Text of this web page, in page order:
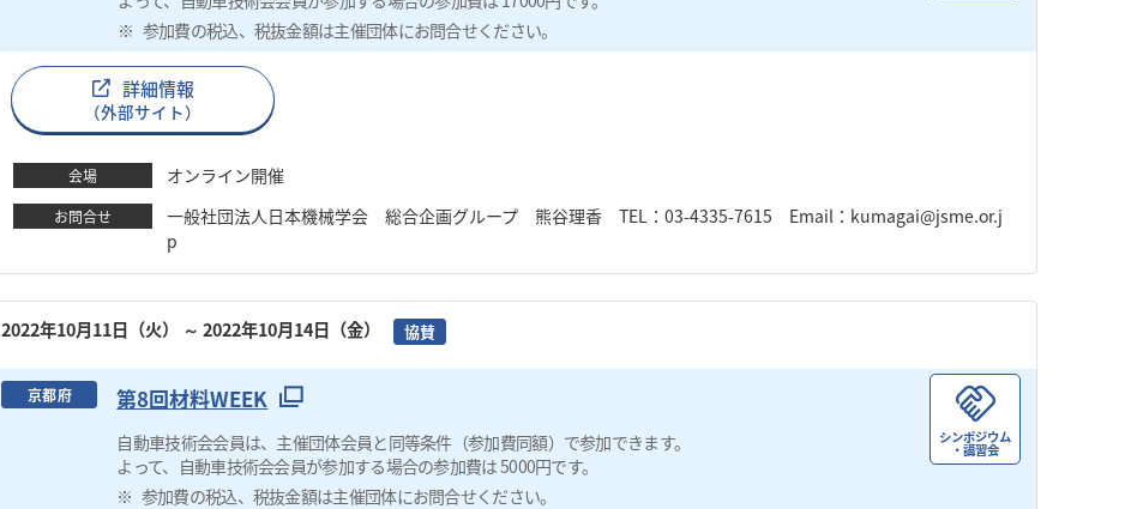
参加費の税込、税抜金額は主催団体にお問合せください。
詳細情報
（外部サイト）
会場 オンライン開催
お問合せ
一般社団法人日本機械学会 総合企画グループ 熊谷理香 TEL：03-4335-7615 Email：kumagai@jsme.or.j
p
2022年10月11日（火） ～ 2022年10月14日（金） 協賛
京都府 第8回材料WEEK
自動車技術会会員は、主催団体会員と同等条件（参加費同額）で参加できます。
よって、自動車技術会会員が参加する場合の参加費は 5000円です。
参加費の税込、税抜金額は主催団体にお問合せください。
シンポジウム
・講習会